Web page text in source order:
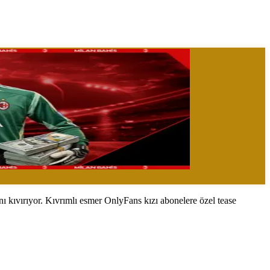
Kıvrımlı esmer OnlyFans kızı abonelere özel tease